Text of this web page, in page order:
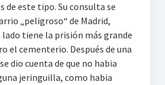
de este tipo. Su consulta se
„peligroso“ de Madrid,
lado tiene la prisión más grande
el cementerio. Después de una
dio cuenta de que no habia
jeringuilla, como habia